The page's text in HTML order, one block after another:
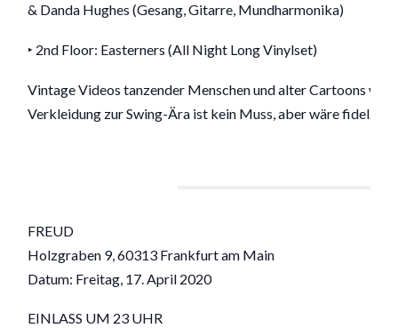
& Danda Hughes (Gesang, Gitarre, Mundharmonika)
‣ 2nd Floor: Easterners (All Night Long Vinylset)
Vintage Videos tanzender Menschen und alter Cartoons
Verkleidung zur Swing-Ära ist kein Muss, aber wäre fidel.
FREUD
Holzgraben 9, 60313 Frankfurt am Main
Datum: Freitag, 17. April 2020
EINLASS UM 23 UHR